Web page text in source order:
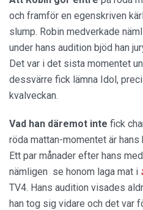
och framför en egenskriven
slump. Robin medverkade
under hans audition bjöd han
Det var i det sista momentet
dessvärre fick lämna Idol,
kvalveckan.
Vad han däremot inte fick
röda mattan-momentet är
Ett par månader efter hans
nämligen se honom laga mat i
TV4. Hans audition visades
han tog sig vidare och det var